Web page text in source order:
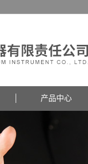
产品中心